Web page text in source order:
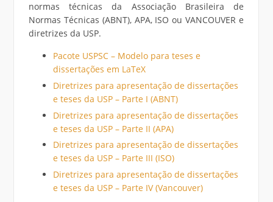
normas técnicas da Associação Brasileira de
Normas Técnicas (ABNT), APA, ISO ou VANCOUVER e
diretrizes da USP.
Pacote USPSC – Modelo para teses e
dissertações em LaTeX
Diretrizes para apresentação de dissertações
e teses da USP – Parte I (ABNT)
Diretrizes para apresentação de dissertações
e teses da USP – Parte II (APA)
Diretrizes para apresentação de dissertações
e teses da USP – Parte III (ISO)
Diretrizes para apresentação de dissertações
e teses da USP – Parte IV (Vancouver)